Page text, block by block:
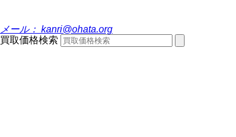
メール： kanri@ohata.org
買取価格検索